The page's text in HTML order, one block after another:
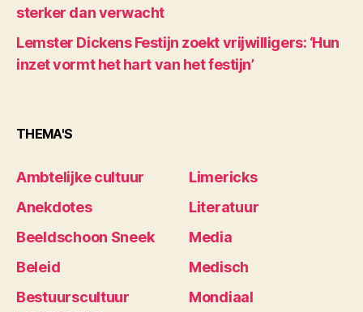
sterker dan verwacht
Lemster Dickens Festijn zoekt vrijwilligers: ‘Hun
inzet vormt het hart van het festijn’
THEMA'S
Ambtelijke cultuur
Anekdotes
Beeldschoon Sneek
Beleid
Bestuurscultuur
Limericks
Literatuur
Media
Medisch
Mondiaal